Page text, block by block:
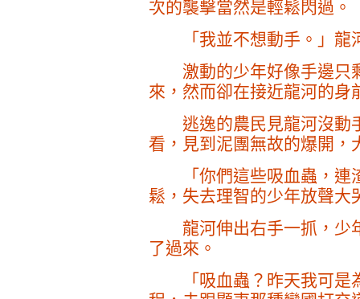
次的襲擊當然是輕鬆閃過。
「我並不想動手。」龍
激動的少年好像手邊只
來，然而卻在接近龍河的身
逃逸的農民見龍河沒動
看，見到泥團無故的爆開，
「你們這些吸血蟲，連
鬆，失去理智的少年放聲
龍河伸出右手一抓，少
了過來。
「吸血蟲？昨天我可是